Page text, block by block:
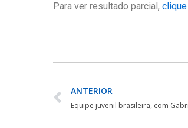
Para ver resultado parcial, clique
ANTERIOR